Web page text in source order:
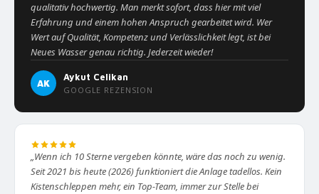
qualitativ hochwertig. Man merkt sofort, dass hier mit viel
Erfahrung und einem hohen Anspruch gearbeitet wird. Wer
Wert auf Qualität, Kompetenz und Verlässlichkeit legt, ist bei
Neues Wasser genau richtig. Jederzeit wieder!
AK
Aykut Celikan
GOOGLE REZENSION
„Wenn ich 10 Sterne vergeben könnte, wäre das noch zu wenig.
Seit 2021 bis heute (2026) funktioniert die Anlage tadellos. Kein
Kistenschleppen mehr, ein Top-Team, immer zur Stelle bei